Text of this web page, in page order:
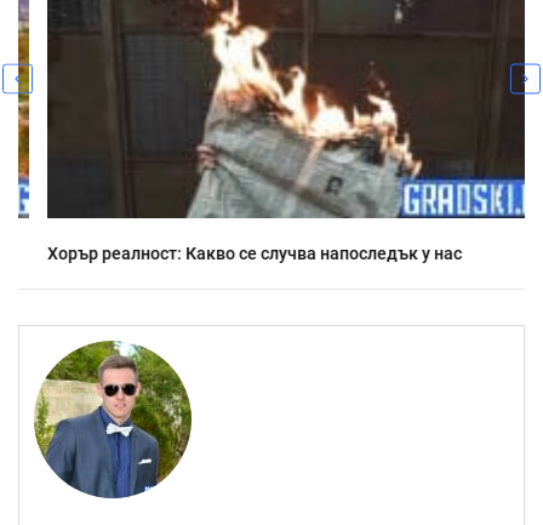
Хорър реалност: Какво се случва напоследък у нас